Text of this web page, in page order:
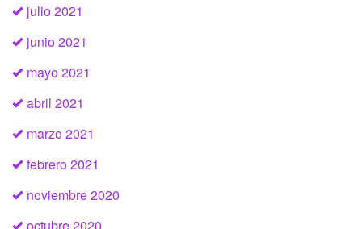
julio 2021
junio 2021
mayo 2021
abril 2021
marzo 2021
febrero 2021
noviembre 2020
octubre 2020